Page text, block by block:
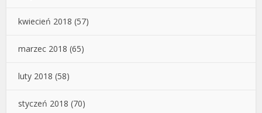
kwiecień 2018 (57)
marzec 2018 (65)
luty 2018 (58)
styczeń 2018 (70)